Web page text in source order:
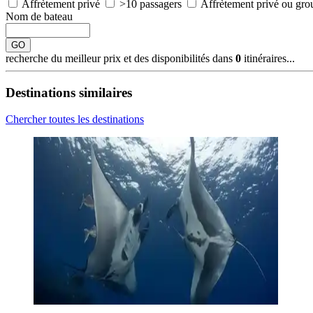
Affrètement privé >10 passagers
Affrètement privé ou
Nom de bateau
GO
recherche du meilleur prix et des disponibilités dans 0 itinéraires...
Destinations similaires
Chercher toutes les destinations